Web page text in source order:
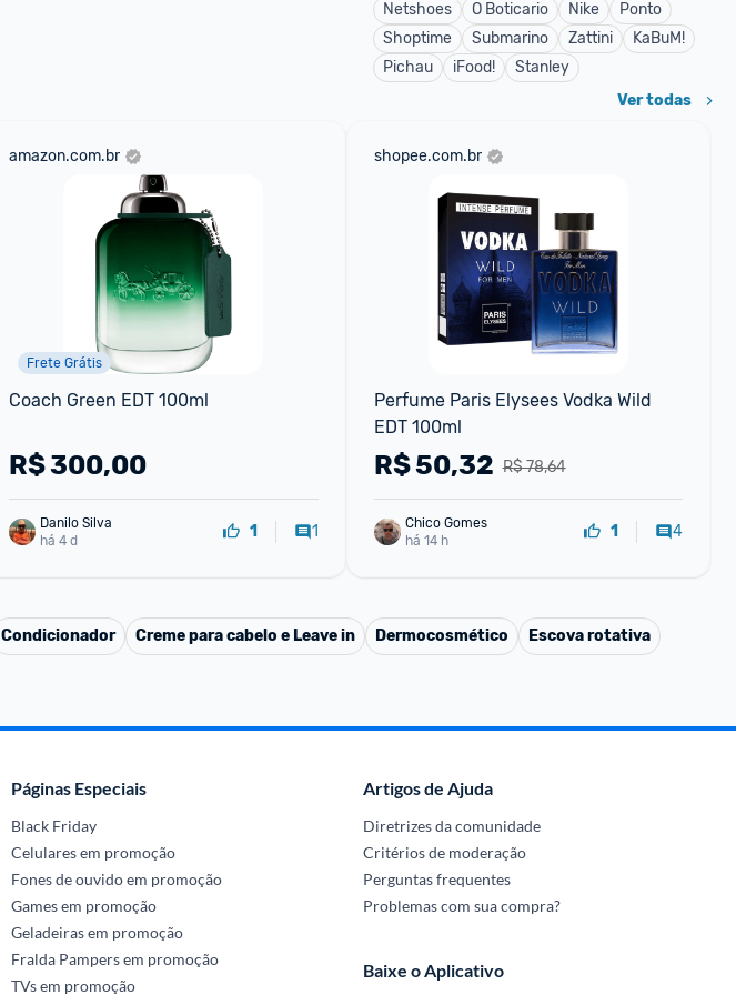
Netshoes
O Boticario Nike
Ponto
Shoptime
Submarino Zattini
KaBuM!
Pichau
iFood! Stanley
Ver todas
amazon.com.br
Frete Grátis
Coach Green EDT 100ml
R$300,00
Danilo Silva
há 4 d
1 1
shopee.com.br
Perfume Paris Elysees Vodka Wild
EDT 100ml
R$ 78,64
R$50,32
Chico Gomes
há 14 h
1 4
Condicionador Creme para cabelo e Leave in Dermocosmético Escova rotativa
Páginas Especiais
Black Friday
Celulares em promoção
Fones de ouvido em promoção
Games em promoção
Geladeiras em promoção
Fralda Pampers em promoção
TVs em promoção
Artigos de Ajuda
Diretrizes da comunidade
Critérios de moderação
Perguntas frequentes
Problemas com sua compra?
Baixe o Aplicativo